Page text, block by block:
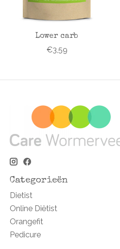
Lower carb
€3,59
Categorieën
Dietist
Online Diëtist
Orangefit
Pedicure